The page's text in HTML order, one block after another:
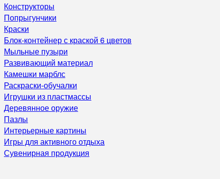
Конструкторы
Попрыгунчики
Краски
Блок-контейнер с краской 6 цветов
Мыльные пузыри
Развивающий материал
Камешки марблс
Раскраски-обучалки
Игрушки из пластмассы
Деревянное оружие
Пазлы
Интерьерные картины
Игры для активного отдыха
Сувенирная продукция